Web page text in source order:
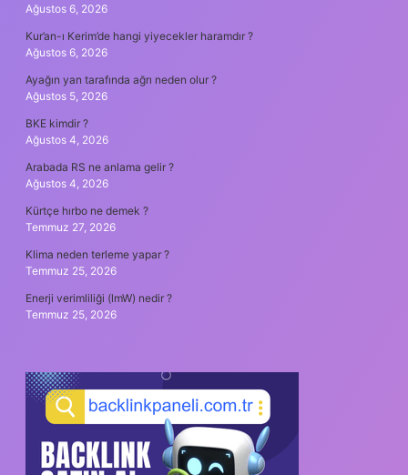
Ağustos 6, 2026
Kur’an-ı Kerim’de hangi yiyecekler haramdır ?
Ağustos 6, 2026
Ayağın yan tarafında ağrı neden olur ?
Ağustos 5, 2026
BKE kimdir ?
Ağustos 4, 2026
Arabada RS ne anlama gelir ?
Ağustos 4, 2026
Kürtçe hırbo ne demek ?
Temmuz 27, 2026
Klima neden terleme yapar ?
Temmuz 25, 2026
Enerji verimliliği (lmW) nedir ?
Temmuz 25, 2026